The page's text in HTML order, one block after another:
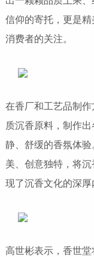
信仰的寄托，更是
消费者的关注。
在香厂和工艺品制
质沉香原料，制作
静、舒缓的香氛体
美、创意独特，将
现了沉香文化的深厚
高世彬表示，香世